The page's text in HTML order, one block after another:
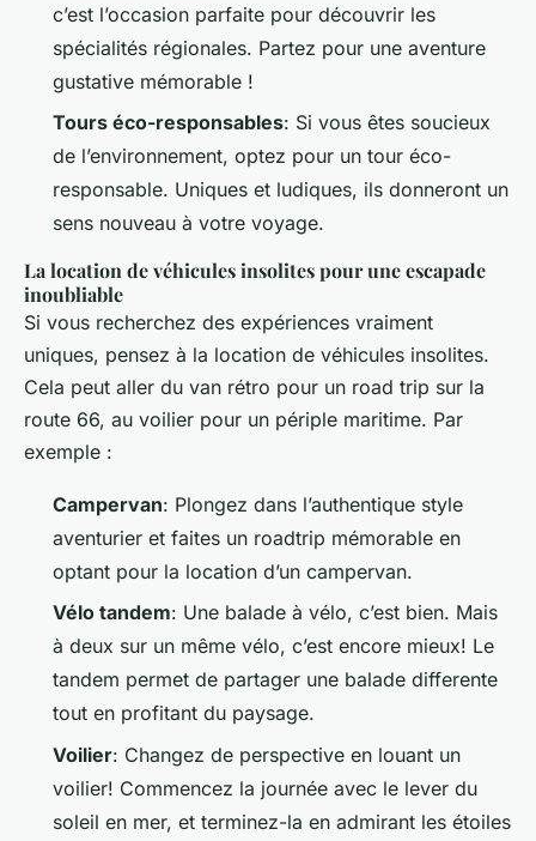
c’est l’occasion parfaite pour découvrir les
spécialités régionales. Partez pour une aventure
gustative mémorable !
Tours éco-responsables: Si vous êtes soucieux
de l’environnement, optez pour un tour éco-
responsable. Uniques et ludiques, ils donneront un
sens nouveau à votre voyage.
La location de véhicules insolites pour une escapade
inoubliable
Si vous recherchez des expériences vraiment
uniques, pensez à la location de véhicules insolites.
Cela peut aller du van rétro pour un road trip sur la
route 66, au voilier pour un périple maritime. Par
exemple :
Campervan: Plongez dans l’authentique style
aventurier et faites un roadtrip mémorable en
optant pour la location d’un campervan.
Vélo tandem: Une balade à vélo, c’est bien. Mais
à deux sur un même vélo, c’est encore mieux! Le
tandem permet de partager une balade differente
tout en profitant du paysage.
Voilier: Changez de perspective en louant un
voilier! Commencez la journée avec le lever du
soleil en mer, et terminez-la en admirant les étoiles